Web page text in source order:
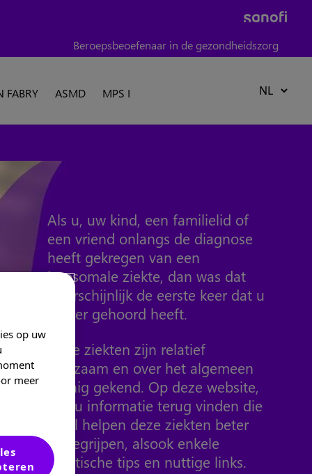
Beroepsbeoefenaar in de gezondheidszorg
FABRY ASMD MPS I
Als u, uw kind, een familielid of
een vriend onlangs de diagnose
heeft gekregen van een
lysosomale ziekte, dan was dat
waarschijnlijk de eerste keer dat u
erover gehoord heeft.
Deze ziekten zijn relatief
zeldzaam en over het algemeen
weinig gekend. Op deze website,
kan u informatie terug vinden die
u zal helpen deze ziekten beter
te begrijpen, alsook enkele
praktische tips en nuttige links.
op uw
meer